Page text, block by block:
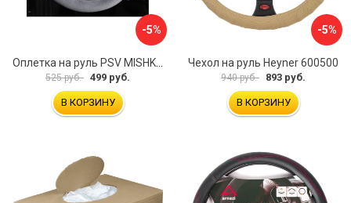
-5%
525 руб. 499 руб.
В КОРЗИНУ
-5%
Чехол на руль Heyner 600500
940 руб. 893 руб.
В КОРЗИНУ